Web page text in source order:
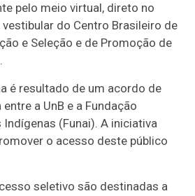
pelo meio virtual, direto no
vestibular do Centro Brasileiro de
e Seleção e de Promoção de
é resultado de um acordo de
a UnB e a Fundação
(Funai). A iniciativa
o acesso deste público
seletivo são destinadas a